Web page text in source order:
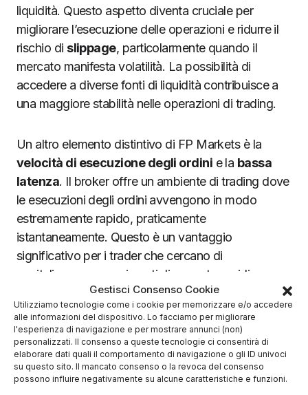
Gestisci Consenso Cookie
Utilizziamo tecnologie come i cookie per memorizzare e/o accedere
alle informazioni del dispositivo. Lo facciamo per migliorare
l'esperienza di navigazione e per mostrare annunci (non)
personalizzati. Il consenso a queste tecnologie ci consentirà di
elaborare dati quali il comportamento di navigazione o gli ID univoci
su questo sito. Il mancato consenso o la revoca del consenso
possono influire negativamente su alcune caratteristiche e funzioni.
liquidità. Questo aspetto diventa cruciale per
migliorare l’esecuzione delle operazioni e ridurre il
rischio di slippage, particolarmente quando il
mercato manifesta volatilità. La possibilità di
accedere a diverse fonti di liquidità contribuisce a
una maggiore stabilità nelle operazioni di trading.
Un altro elemento distintivo di FP Markets è la
velocità di esecuzione degli ordini e la bassa
latenza. Il broker offre un ambiente di trading dove
le esecuzioni degli ordini avvengono in modo
estremamente rapido, praticamente
istantaneamente. Questo è un vantaggio
significativo per i trader che cercano di
capitalizzare su movimenti di mercato rapidi,
consentendo loro di entrare e uscire dal mercato
con precisione e tempestività.
Il successo di FP Markets tra spread bassi e
conto demo gratis